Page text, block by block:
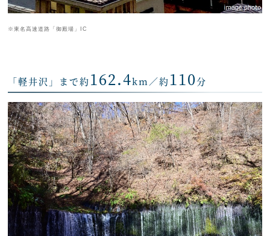
※東名高速道路「御殿場」IC
「軽井沢」まで約 162.4km／約 110分